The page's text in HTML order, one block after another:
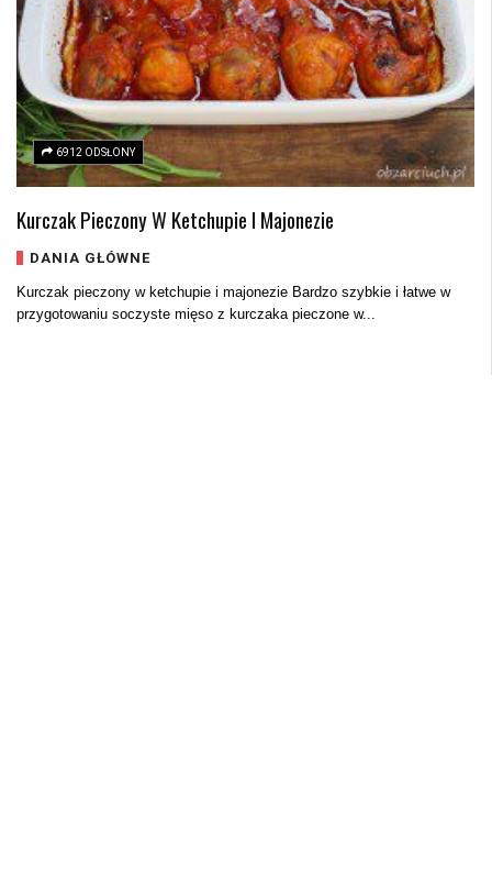
6912 ODSŁONY
Kurczak Pieczony W Ketchupie I Majonezie
DANIA GŁÓWNE
Kurczak pieczony w ketchupie i majonezie Bardzo szybkie i łatwe w
przygotowaniu soczyste mięso z kurczaka pieczone w...